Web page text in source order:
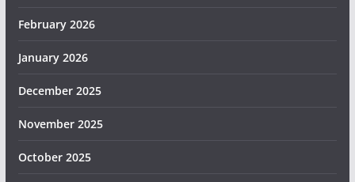
February 2026
January 2026
December 2025
November 2025
October 2025